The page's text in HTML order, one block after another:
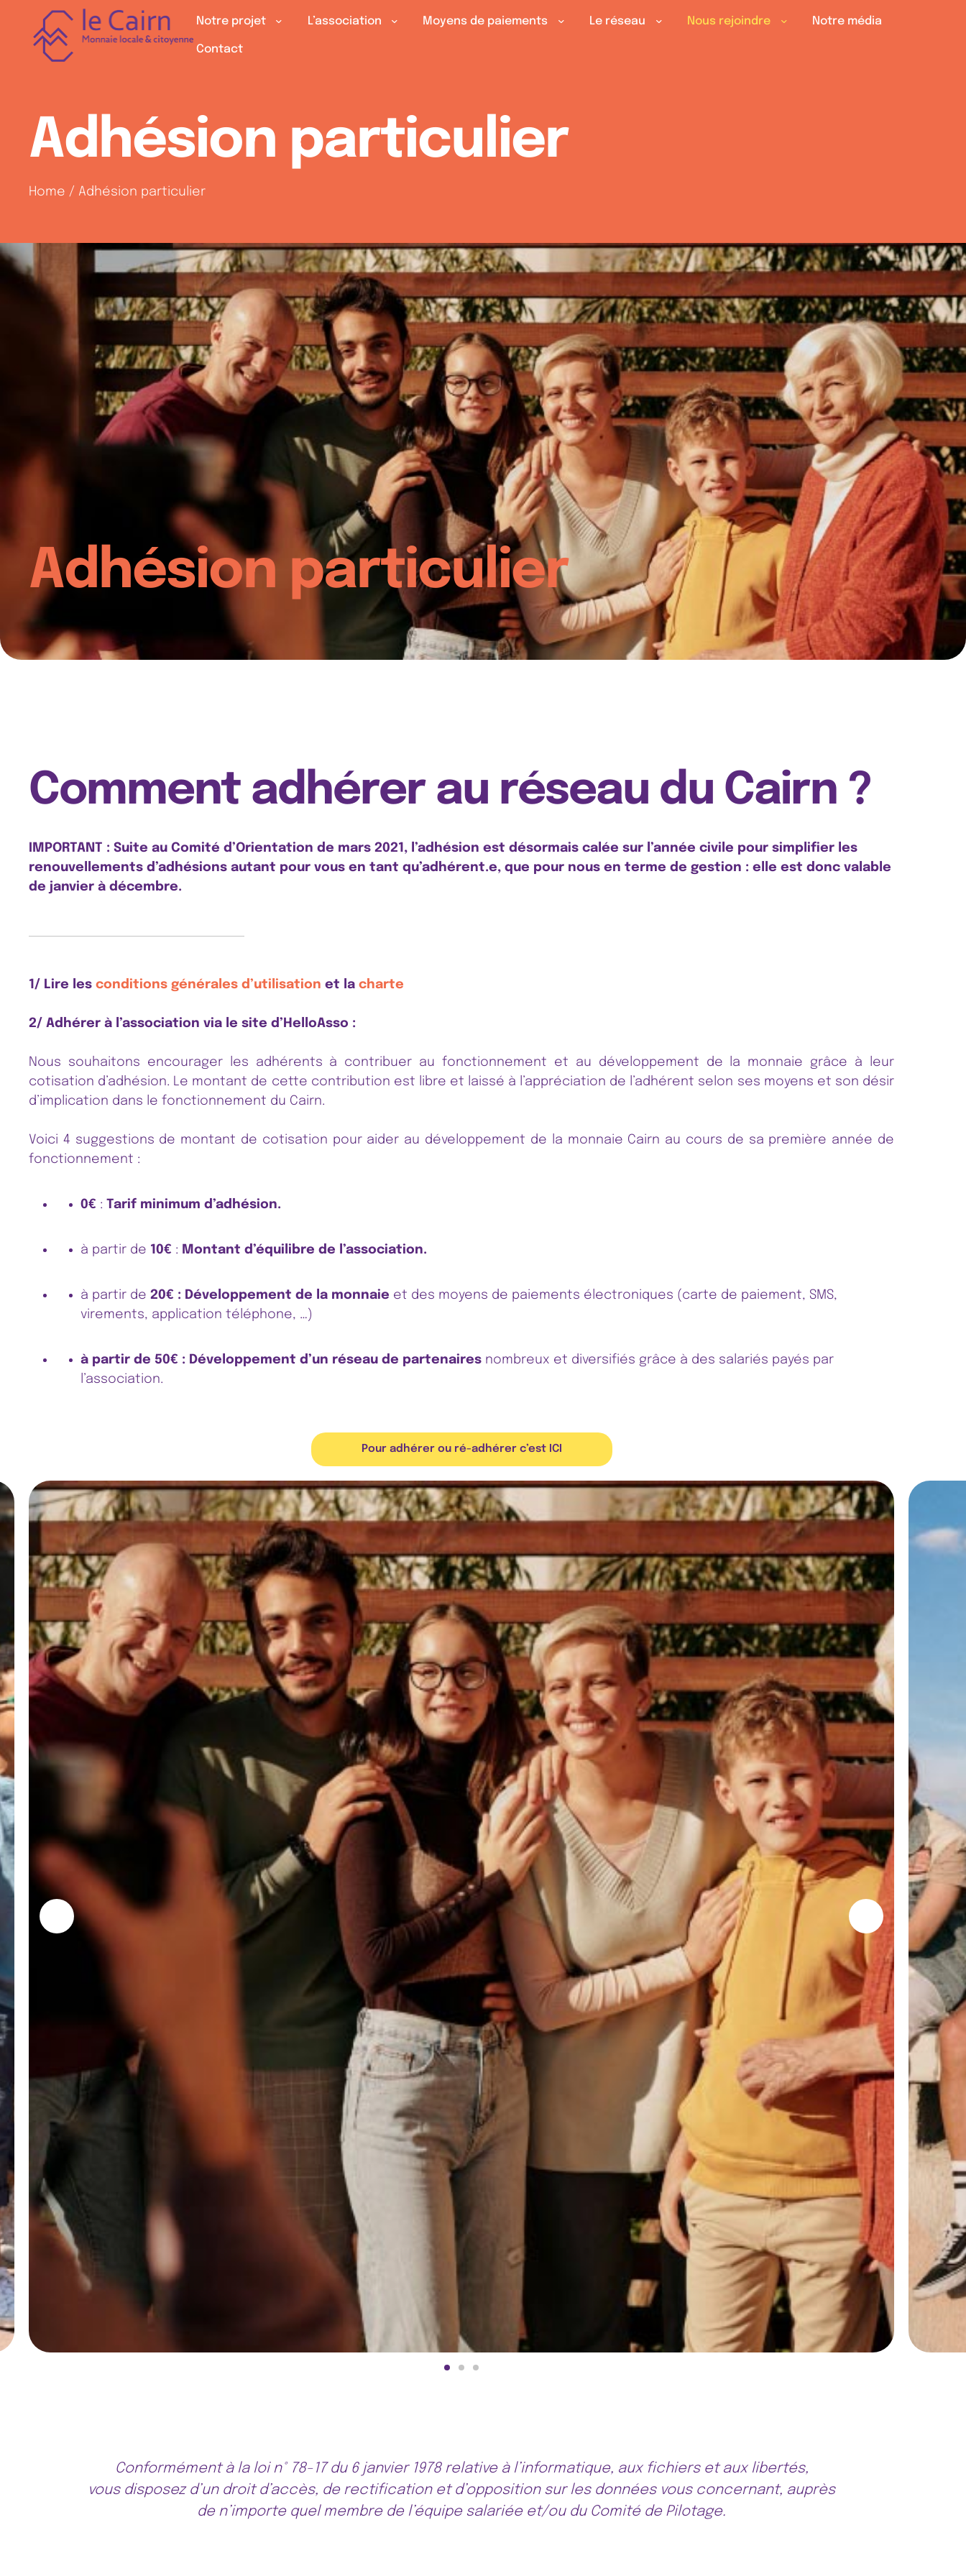
Notre projet L’association Moyens de paiements Le réseau Nous rejoindre Notre média
Contact
Adhésion particulier
Home / Adhésion particulier
Adhésion particulier
Comment adhérer au réseau du Cairn ?
IMPORTANT : Suite au Comité d’Orientation de mars 2021, l’adhésion est désormais calée sur l’année civile pour simplifier les
renouvellements d’adhésions autant pour vous en tant qu’adhérent.e, que pour nous en terme de gestion : elle est donc valable
de janvier à décembre.
1/ Lire les conditions générales d’utilisation et la charte
2/ Adhérer à l’association via le site d’HelloAsso :
Nous souhaitons encourager les adhérents à contribuer au fonctionnement et au développement de la monnaie grâce à leur
cotisation d’adhésion. Le montant de cette contribution est libre et laissé à l’appréciation de l’adhérent selon ses moyens et son désir
d’implication dans le fonctionnement du Cairn.
Voici 4 suggestions de montant de cotisation pour aider au développement de la monnaie Cairn au cours de sa première année de
fonctionnement :
0€ : Tarif minimum d’adhésion.
à partir de 10€ : Montant d’équilibre de l’association.
à partir de 20€ : Développement de la monnaie et des moyens de paiements électroniques (carte de paiement, SMS,
virements, application téléphone, …)
à partir de 50€ : Développement d’un réseau de partenaires nombreux et diversifiés grâce à des salariés payés par
l’association.
Pour adhérer ou ré-adhérer c’est ICI
Conformément à la loi n° 78-17 du 6 janvier 1978 relative à l’informatique, aux fichiers et aux libertés,
vous disposez d’un droit d’accès, de rectification et d’opposition sur les données vous concernant, auprès
de n’importe quel membre de l’équipe salariée et/ou du Comité de Pilotage.